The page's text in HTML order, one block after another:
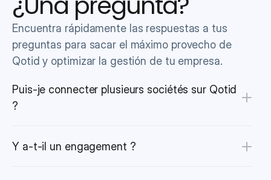
Encuentra rápidamente las respuestas a tus
preguntas para sacar el máximo provecho de
Qotid y optimizar la gestión de tu empresa.
Puis-je connecter plusieurs sociétés sur Qotid
?
Y a-t-il un engagement ?